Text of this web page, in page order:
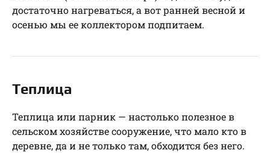
достаточно нагреваться, а вот ранней весной и
осенью мы ее коллектором подпитаем.
Теплица
Теплица или парник — настолько полезное в
сельском хозяйстве сооружение, что мало кто в
деревне, да и не только там, обходится без него.